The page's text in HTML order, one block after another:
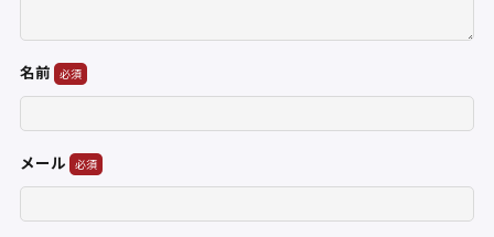
名前
メール